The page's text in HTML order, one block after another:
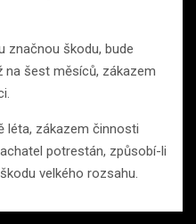
značnou škodu, bude
šest měsíců, zákazem
léta, zákazem činnosti
potrestán, způsobí-li
velkého rozsahu.